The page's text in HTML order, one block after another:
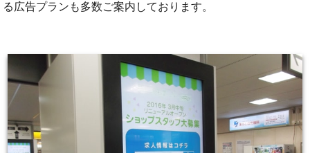
る広告プランも多数ご案内しております。